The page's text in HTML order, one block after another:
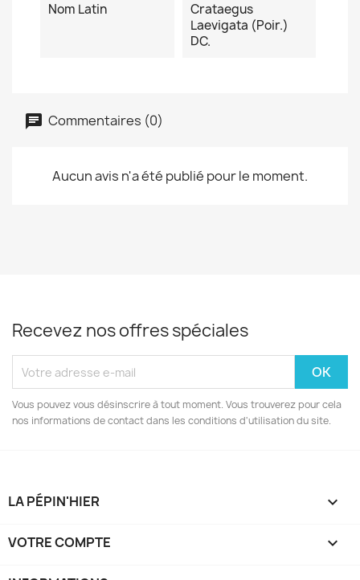
Nom Latin
Crataegus
Laevigata (Poir.)
DC.
Commentaires (0)
Aucun avis n'a été publié pour le moment.
Recevez nos offres spéciales
Vous pouvez vous désinscrire à tout moment. Vous trouverez pour cela
nos informations de contact dans les conditions d'utilisation du site.
LA PÉPIN'HIER 
VOTRE COMPTE 